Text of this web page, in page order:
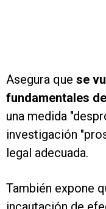
Asegura que se
fundamentales
una medida
investigación
legal adecuada.
También expone